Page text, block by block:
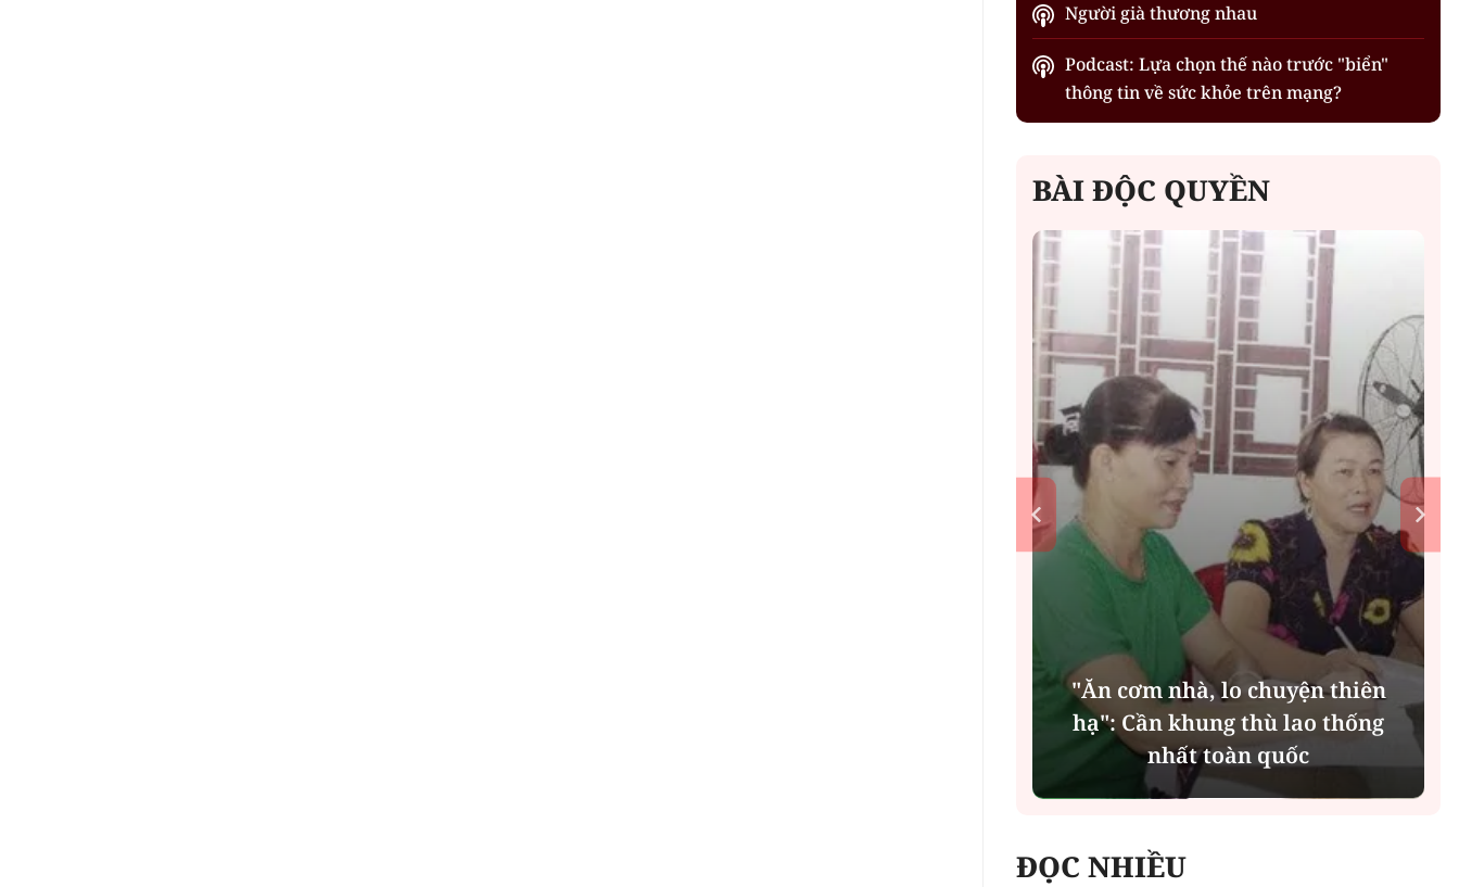
Người già thương nhau
Podcast: Lựa chọn thế nào trước "biển"
thông tin về sức khỏe trên mạng?
BÀI ĐỘC QUYỀN
"Ăn cơm nhà, lo chuyện thiên
hạ": Cần khung thù lao thống
nhất toàn quốc
ĐỌC NHIỀU